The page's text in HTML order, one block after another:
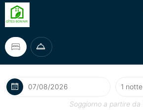
Soggiorno a partire da